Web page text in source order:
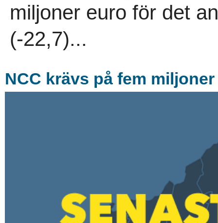
miljoner euro för det
(-22,7)...
NCC krävs på fem